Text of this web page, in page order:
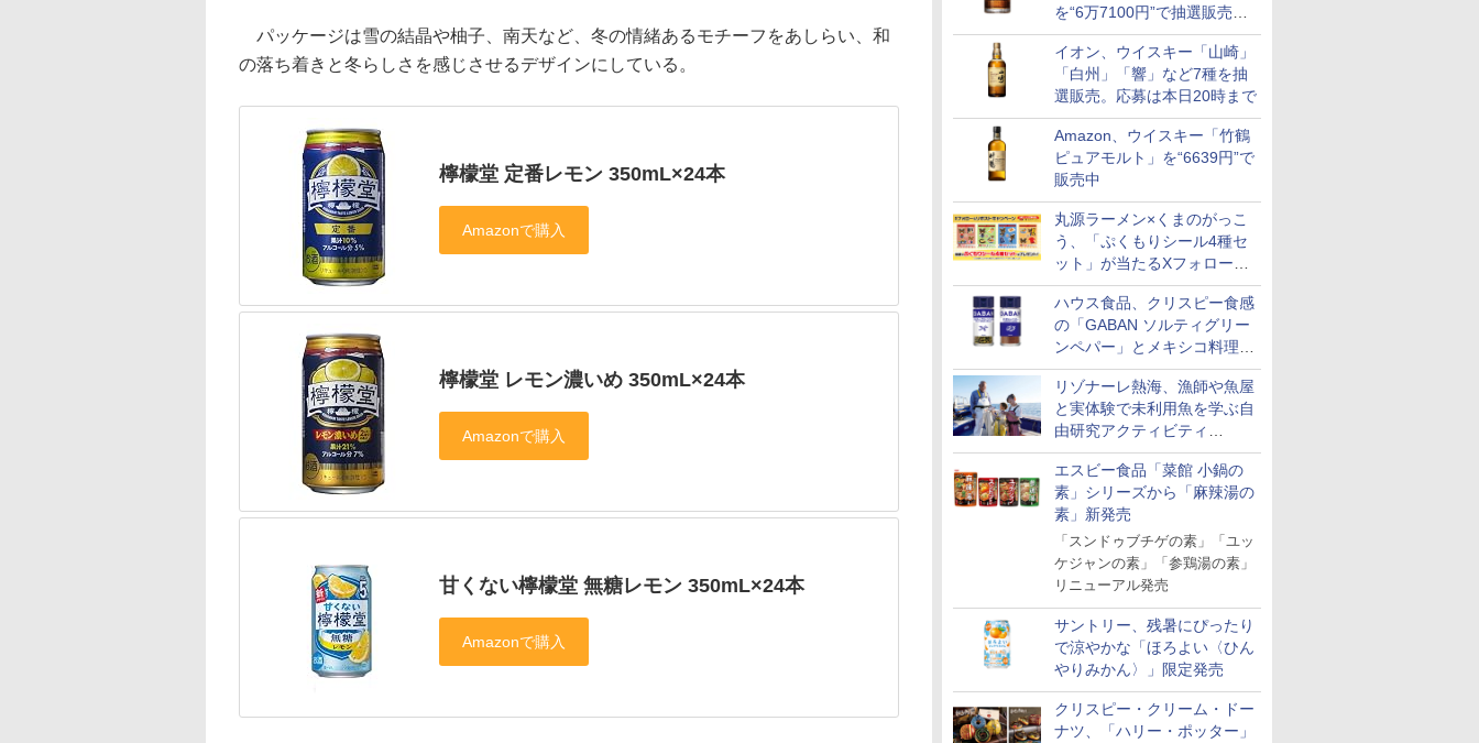
を“6万7100円”で抽選販売。
店頭で9日まで受付
イオン、ウイスキー「山崎」
「白州」「響」など7種を抽
選販売。応募は本日20時まで
Amazon、ウイスキー「竹鶴
ピュアモルト」を“6639円”で
販売中
丸源ラーメン×くまのがっこ
う、「ぷくもりシール4種セ
ット」が当たるXフォロー＆
リポストキャンペーン実施
ハウス食品、クリスピー食感
の「GABAN ソルティグリー
ンペパー」とメキシコ料理に
合う「GABAN チポトレペパ
ー」発売
リゾナーレ熱海、漁師や魚屋
と実体験で未利用魚を学ぶ自
由研究アクティビティ
「Fisherman's Academy」を
実施中
エスビー食品「菜館 小鍋の
素」シリーズから「麻辣湯の
素」新発売
「スンドゥブチゲの素」「ユッ
ケジャンの素」「参鶏湯の素」
リニューアル発売
サントリー、残暑にぴったり
で涼やかな「ほろよい〈ひん
やりみかん〉」限定発売
クリスピー・クリーム・ドー
ナツ、「ハリー・ポッター」
パッケージは雪の結晶や柚子、南天など、冬の情緒あるモチーフをあしらい、和
の落ち着きと冬らしさを感じさせるデザインにしている。
檸檬堂 定番レモン 350mL×24本
檸檬堂 レモン濃いめ 350mL×24本
甘くない檸檬堂 無糖レモン 350mL×24本